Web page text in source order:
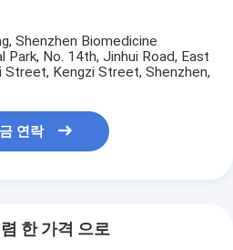
Shenzhen Biomedicine
Park, No. 14th, Jinhui Road, East
Street, Kengzi Street, Shenzhen,
연락
한 가격 으로